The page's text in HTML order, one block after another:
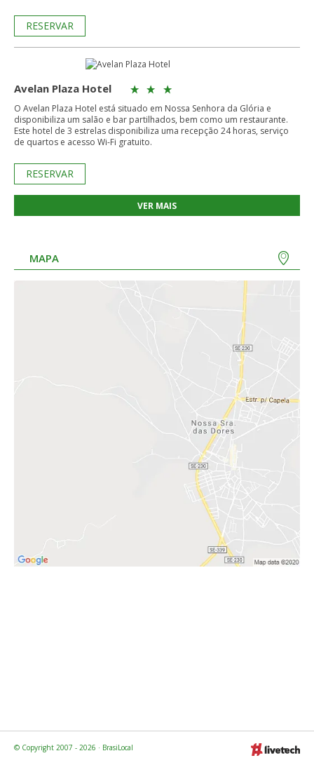
RESERVAR
Avelan Plaza Hotel
O Avelan Plaza Hotel está situado em Nossa Senhora da Glória e
disponibiliza um salão e bar partilhados, bem como um restaurante.
Este hotel de 3 estrelas disponibiliza uma recepção 24 horas, serviço
de quartos e acesso Wi-Fi gratuito.
RESERVAR
VER MAIS
MAPA
© Copyright 2007 - 2026 · BrasiLocal